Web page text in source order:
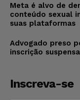
Meta é alvo de
conteúdo sexual
suas plataformas
Advogado preso
inscrição
Inscreva-se